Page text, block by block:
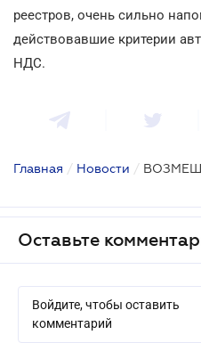
реестров, очень сильно
действовавшие критерии
НДС.
Главная / Новости /
Оставьте
Войдите, чтобы оставить
комментарий